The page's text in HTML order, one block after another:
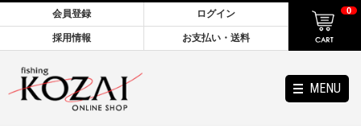
MENU
会員登録 ログイン
採用情報 お支払い・送料
0